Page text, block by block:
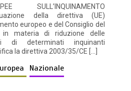
SULL’INQUINAMENTO
della direttiva (UE)
europeo e del Consiglio del
materia di riduzione delle
di determinati inquinanti
la direttiva 2003/35/CE […]
Nazionale